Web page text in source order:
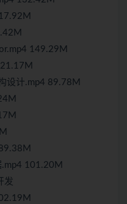
149.29M
设计.mp4 89.78M
101.20M
发